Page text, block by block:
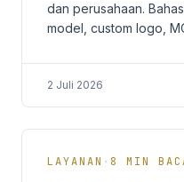
dan perusahaan.
model, custom logo,
2 Juli 2026
LAYANAN · 8 MIN